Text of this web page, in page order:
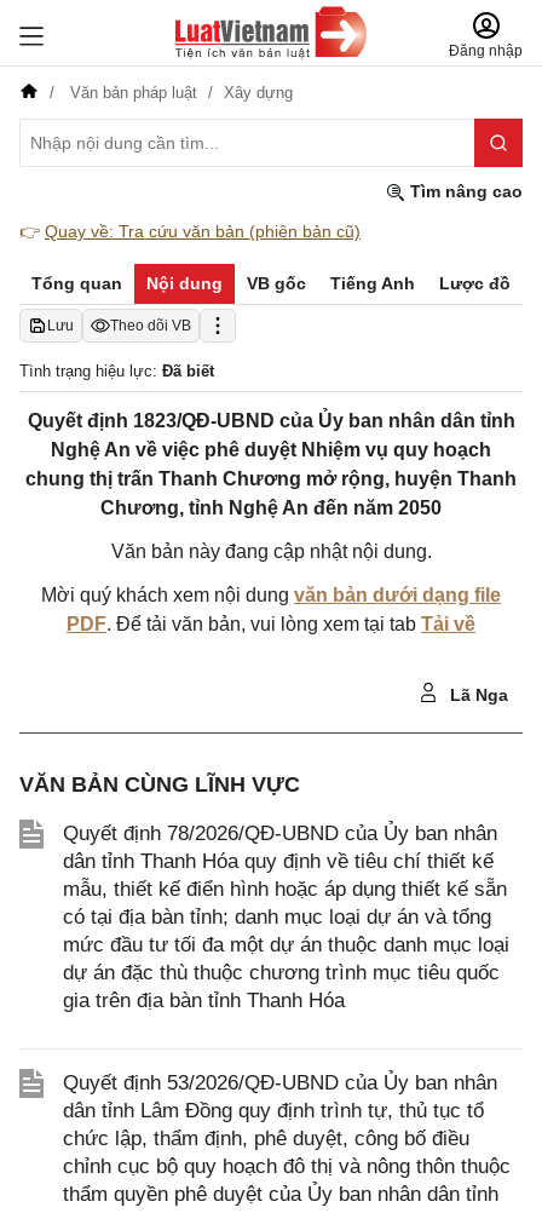
Đăng nhập
Văn bản pháp luật Xây dựng
Tìm nâng cao
👉 Quay về: Tra cứu văn bản (phiên bản cũ)
Tổng quan Nội dung VB gốc Tiếng Anh Lược đồ
Lưu Theo dõi VB
Tình trạng hiệu lực: Đã biết
Quyết định 1823/QĐ-UBND của Ủy ban nhân dân tỉnh
Nghệ An về việc phê duyệt Nhiệm vụ quy hoạch
chung thị trấn Thanh Chương mở rộng, huyện Thanh
Chương, tỉnh Nghệ An đến năm 2050
Văn bản này đang cập nhật nội dung.
Mời quý khách xem nội dung văn bản dưới dạng file
PDF. Để tải văn bản, vui lòng xem tại tab Tải về
Lã Nga
VĂN BẢN CÙNG LĨNH VỰC
Quyết định 78/2026/QĐ-UBND của Ủy ban nhân
dân tỉnh Thanh Hóa quy định về tiêu chí thiết kế
mẫu, thiết kế điển hình hoặc áp dụng thiết kế sẵn
có tại địa bàn tỉnh; danh mục loại dự án và tổng
mức đầu tư tối đa một dự án thuộc danh mục loại
dự án đặc thù thuộc chương trình mục tiêu quốc
gia trên địa bàn tỉnh Thanh Hóa
Quyết định 53/2026/QĐ-UBND của Ủy ban nhân
dân tỉnh Lâm Đồng quy định trình tự, thủ tục tổ
chức lập, thẩm định, phê duyệt, công bố điều
chỉnh cục bộ quy hoạch đô thị và nông thôn thuộc
thẩm quyền phê duyệt của Ủy ban nhân dân tỉnh